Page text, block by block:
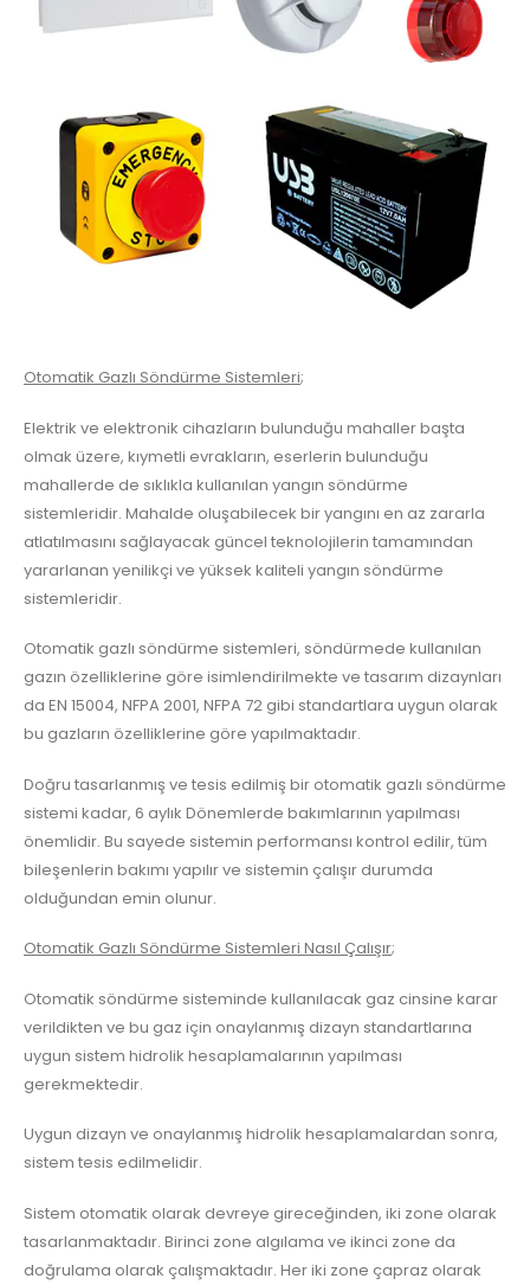
Otomatik Gazlı Söndürme Sistemleri;
Elektrik ve elektronik cihazların bulunduğu mahaller başta
olmak üzere, kıymetli evrakların, eserlerin bulunduğu
mahallerde de sıklıkla kullanılan yangın söndürme
sistemleridir. Mahalde oluşabilecek bir yangını en az zararla
atlatılmasını sağlayacak güncel teknolojilerin tamamından
yararlanan yenilikçi ve yüksek kaliteli yangın söndürme
sistemleridir.
Otomatik gazlı söndürme sistemleri, söndürmede kullanılan
gazın özelliklerine göre isimlendirilmekte ve tasarım dizaynları
da EN 15004, NFPA 2001, NFPA 72 gibi standartlara uygun olarak
bu gazların özelliklerine göre yapılmaktadır.
Doğru tasarlanmış ve tesis edilmiş bir otomatik gazlı söndürme
sistemi kadar, 6 aylık Dönemlerde bakımlarının yapılması
önemlidir. Bu sayede sistemin performansı kontrol edilir, tüm
bileşenlerin bakımı yapılır ve sistemin çalışır durumda
olduğundan emin olunur.
Otomatik Gazlı Söndürme Sistemleri Nasıl Çalışır;
Otomatik söndürme sisteminde kullanılacak gaz cinsine karar
verildikten ve bu gaz için onaylanmış dizayn standartlarına
uygun sistem hidrolik hesaplamalarının yapılması
gerekmektedir.
Uygun dizayn ve onaylanmış hidrolik hesaplamalardan sonra,
sistem tesis edilmelidir.
Sistem otomatik olarak devreye gireceğinden, iki zone olarak
tasarlanmaktadır. Birinci zone algılama ve ikinci zone da
doğrulama olarak çalışmaktadır. Her iki zone çapraz olarak